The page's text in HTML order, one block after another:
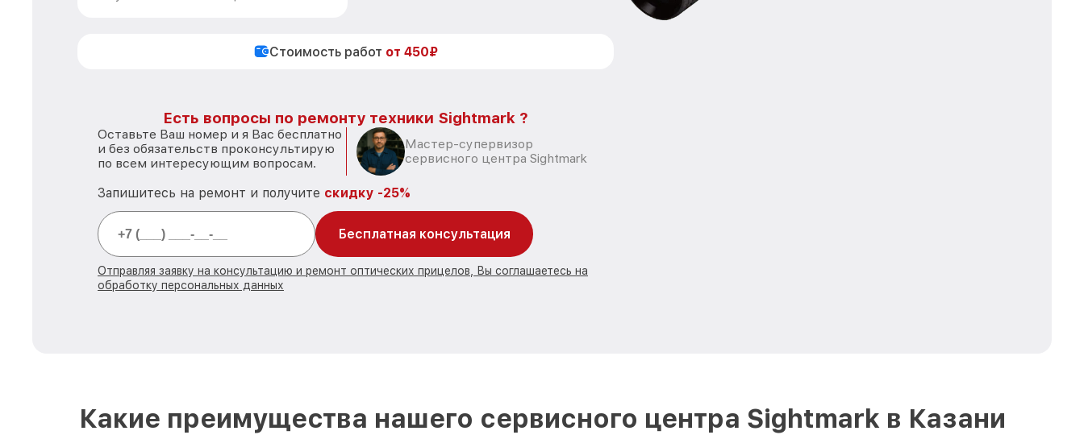
Стоимость работ от 450₽
Есть вопросы по ремонту техники Sightmark ?
Оставьте Ваш номер и я Вас бесплатно
и без обязательств проконсультирую
по всем интересующим вопросам.
Мастер-супервизор
сервисного центра Sightmark
Запишитесь на ремонт и получите скидку -25%
Бесплатная консультация
Отправляя заявку на консультацию и ремонт оптических прицелов, Вы соглашаетесь на
обработку персональных данных
Какие преимущества нашего сервисного центра Sightmark в Казани